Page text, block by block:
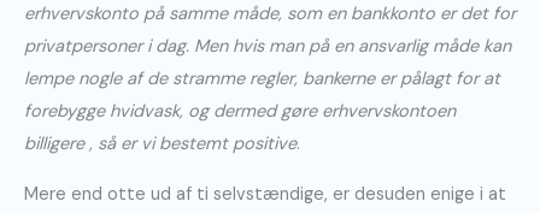
erhvervskonto på samme måde, som en bankkonto er det for
privatpersoner i dag. Men hvis man på en ansvarlig måde kan
lempe nogle af de stramme regler, bankerne er pålagt for at
forebygge hvidvask, og dermed gøre erhvervskontoen
billigere , så er vi bestemt positive.
Mere end otte ud af ti selvstændige, er desuden enige i at